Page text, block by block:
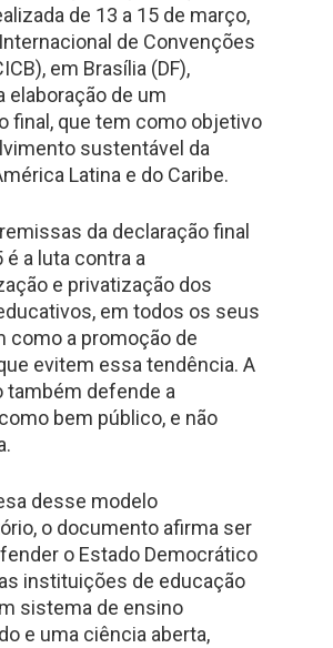
de 13 a 15 de março,
de Convenções
em Brasília (DF),
elaboração de um
final, que tem como objetivo
sustentável da
Latina e do Caribe.
da declaração final
é a luta contra a
e privatização dos
em todos os seus
como a promoção de
evitem essa tendência. A
também defende a
bem público, e não
desse modelo
o documento afirma ser
o Estado Democrático
instituições de educação
sistema de ensino
e uma ciência aberta,